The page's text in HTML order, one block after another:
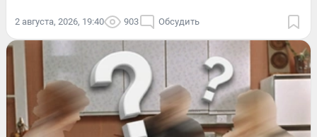
2 августа, 2026, 19:40 903 Обсудить